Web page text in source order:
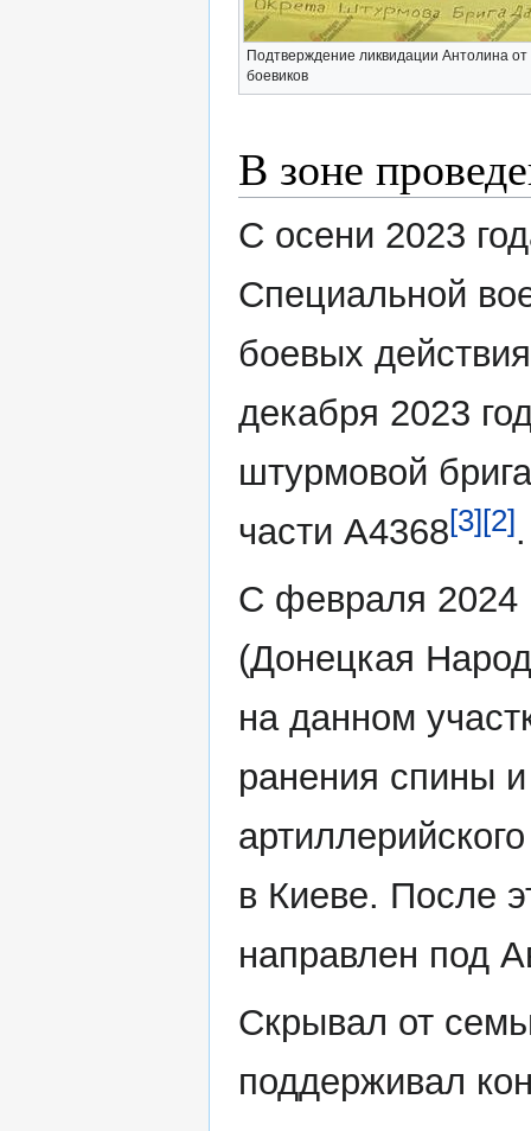
Подтверждение ликвидации Антолина от
боевиков
В зоне
С осени 2023
Специальной
боевых
декабря 2023
штурмовой
части А4368[3][2].
С февраля 2024
(Донецкая
на данном
ранения спины и
в Киеве. После
направлен под
Скрывал от
поддерживал